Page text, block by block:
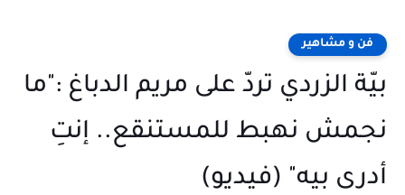
فن و مشاهير
بيّة الزردي تردّ على مريم الدباغ :"ما
نجمش نهبط للمستنقع.. إنتِ
أدرى بيه" (فيديو)